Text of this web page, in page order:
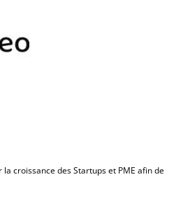
la croissance des Startups et PME afin de